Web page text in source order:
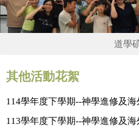
道學
其他活動花絮
114學年度下學期--神學進修及
113學年度下學期--神學進修及